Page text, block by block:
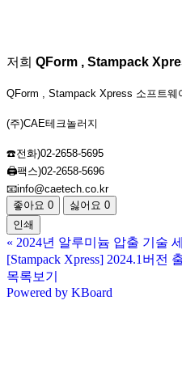
저희 QForm , Stampack
QForm , Stampack Xpress 소프트웨
(주)CAE테크놀러지
☎️전화)02-2658-5695
🖨️팩스)02-2658-5696
📧info@caetech.co.kr
좋아요 0 싫어요 0
인쇄
« 2024년 알루미늄 압출 기술
[Stampack Xpress] 2024.1버전
목록보기
Powered by KBoard